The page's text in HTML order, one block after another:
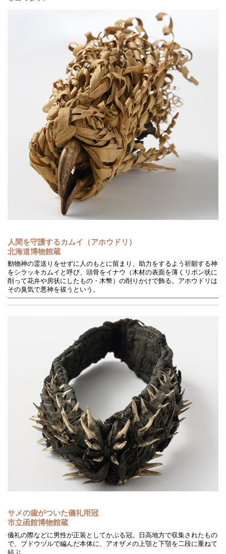
人間を守護するカムイ（アホウドリ）
北海道博物館蔵
動物神の霊送りをせずに人のもとに留まり、助力をするよう祈願する神
をシラッキカムイと呼び、頭骨をイナウ（木材の表面を薄くリボン状に
削って花弁や房状にしたもの・木幣）の削りかけで飾る。アホウドリは
その臭気で悪神を祓うという。
サメの歯がついた儀礼用冠
市立函館博物館蔵
儀礼の際などに男性が正装としてかぶる冠。日高地方で収集されたもの
で、ブドウヅルで編んだ本体に、アオザメの上顎と下顎を二段に重ねて
結ぶ。